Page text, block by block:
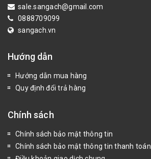
sale.sangach@gmail.com
0888709099
sangach.vn
Hướng dẫn
Hướng dẫn mua hàng
Quy định đổi trả hàng
Chính sách
Chính sách bảo mật thông tin
Chính sách bảo mật thông tin thanh toán